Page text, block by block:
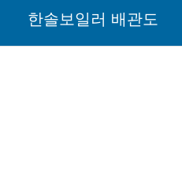
한솔보일러 배관도